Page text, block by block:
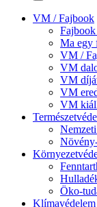
VM / Fajbook
Fajbook
Ma egy
VM /
VM
VM
VM
VM
Öko-
Klímavédelem